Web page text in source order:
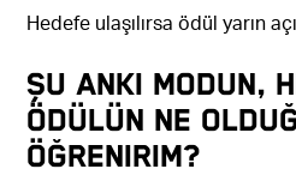
Hedefe ulaşılırsa ödül yarın
Şu anki modun,
ödülün ne
öğrenirim?